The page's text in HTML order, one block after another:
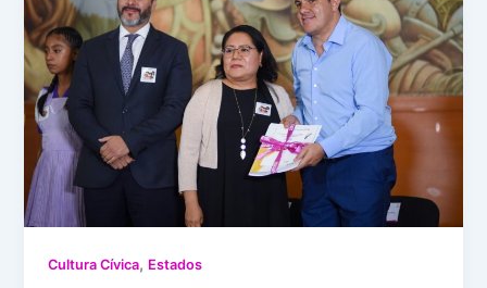
Cultura Cívica, Estados